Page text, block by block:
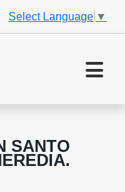
Select Language ▼
SANTO